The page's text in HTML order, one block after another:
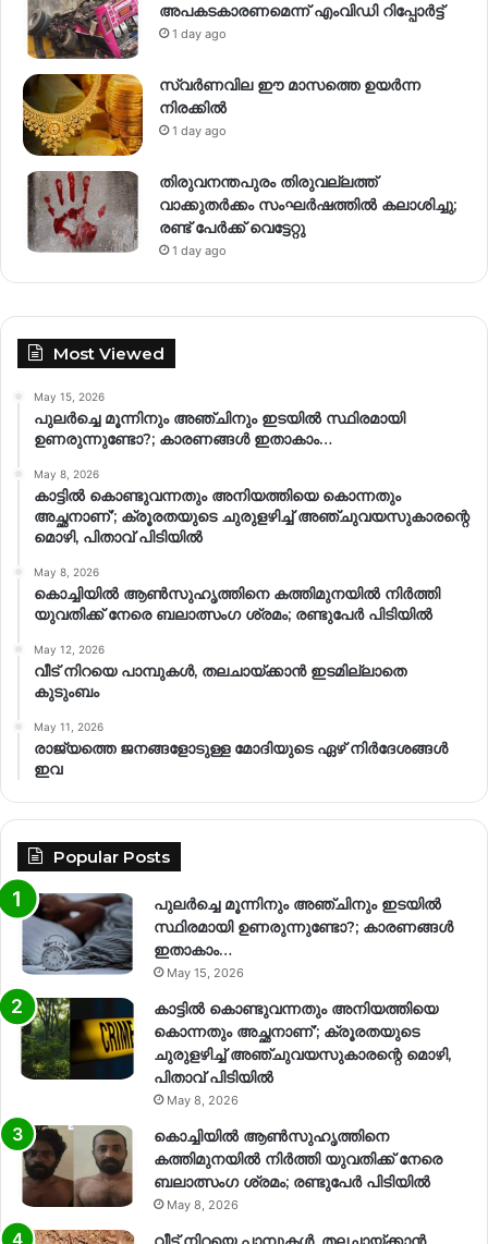
അപകടകാരണമെന്ന് എംവിഡി റിപ്പോർട്ട്
1 day ago
സ്വര്‍ണവില ഈ മാസത്തെ ഉയര്‍ന്ന
നിരക്കില്‍
1 day ago
തിരുവനന്തപുരം തിരുവല്ലത്ത്
വാക്കുതർക്കം സംഘർഷത്തിൽ കലാശിച്ചു;
രണ്ട് പേർക്ക് വെട്ടേറ്റു
1 day ago
Most Viewed
May 15, 2026
പുലർച്ചെ മൂന്നിനും അഞ്ചിനും ഇടയിൽ സ്ഥിരമായി
ഉണരുന്നുണ്ടോ?; കാരണങ്ങള്‍ ഇതാകാം…
May 8, 2026
കാട്ടിൽ കൊണ്ടുവന്നതും അനിയത്തിയെ കൊന്നതും
അച്ഛനാണ്’; ക്രൂരതയുടെ ചുരുളഴിച്ച് അഞ്ചുവയസുകാരന്റെ
മൊഴി, പിതാവ് പിടിയിൽ
May 8, 2026
കൊച്ചിയിൽ ആൺസുഹൃത്തിനെ കത്തിമുനയിൽ നിർത്തി
യുവതിക്ക് നേരെ ബലാത്സംഗ​ ശ്രമം; രണ്ടുപേർ പിടിയിൽ
May 12, 2026
വീട് നിറയെ പാമ്പുകൾ, തലചായ്ക്കാൻ ഇടമില്ലാതെ
കുടുംബം
May 11, 2026
രാജ്യത്തെ ജനങ്ങളോടുള്ള മോദിയുടെ ഏഴ് നിര്‍ദേശങ്ങള്‍
ഇവ
Popular Posts
പുലർച്ചെ മൂന്നിനും അഞ്ചിനും ഇടയിൽ
സ്ഥിരമായി ഉണരുന്നുണ്ടോ?; കാരണങ്ങള്‍
ഇതാകാം…
May 15, 2026
കാട്ടിൽ കൊണ്ടുവന്നതും അനിയത്തിയെ
കൊന്നതും അച്ഛനാണ്’; ക്രൂരതയുടെ
ചുരുളഴിച്ച് അഞ്ചുവയസുകാരന്റെ മൊഴി,
പിതാവ് പിടിയിൽ
May 8, 2026
കൊച്ചിയിൽ ആൺസുഹൃത്തിനെ
കത്തിമുനയിൽ നിർത്തി യുവതിക്ക് നേരെ
ബലാത്സംഗ​ ശ്രമം; രണ്ടുപേർ പിടിയിൽ
May 8, 2026